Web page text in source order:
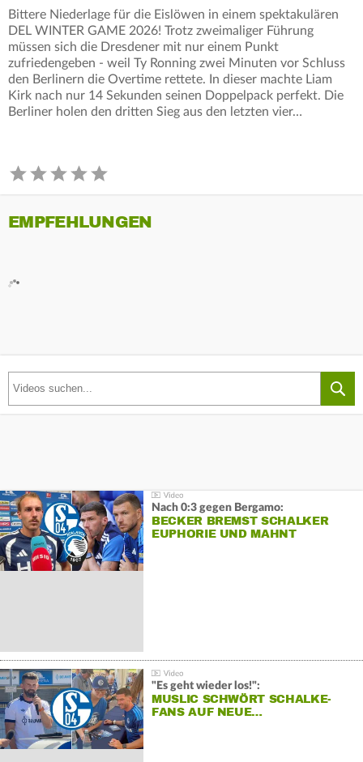
Bittere Niederlage für die Eislöwen in einem spektakulären
DEL WINTER GAME 2026! Trotz zweimaliger Führung
müssen sich die Dresdener mit nur einem Punkt
zufriedengeben - weil Ty Ronning zwei Minuten vor Schluss
den Berlinern die Overtime rettete. In dieser machte Liam
Kirk nach nur 14 Sekunden seinen Doppelpack perfekt. Die
Berliner holen den dritten Sieg aus den letzten vier…
EMPFEHLUNGEN
Nach 0:3 gegen Bergamo:
BECKER BREMST SCHALKER
EUPHORIE UND MAHNT
"Es geht wieder los!":
MUSLIC SCHWÖRT SCHALKE-
FANS AUF NEUE…